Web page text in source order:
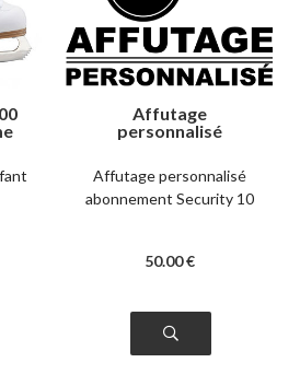
Affutage
personnalisé
Affutage personnalisé
abonnement Security 10
50.00 €